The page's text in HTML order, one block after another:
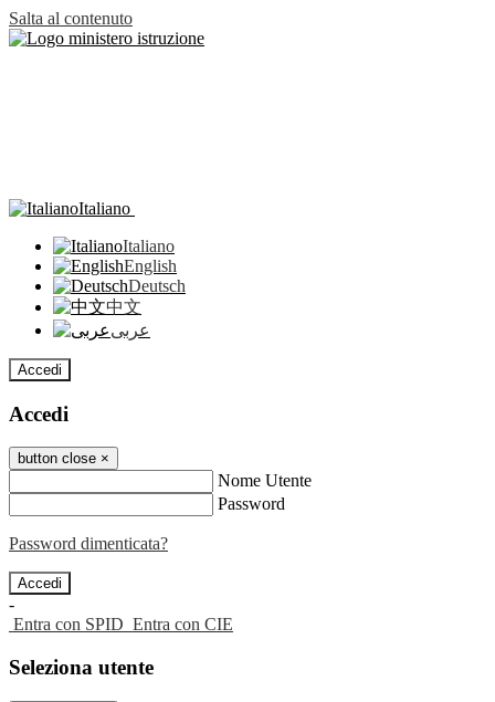
Salta al contenuto
Italiano
Italiano
English
Deutsch
中文
عربى
Accedi
Accedi
button close ×
Nome Utente
Password
Password dimenticata?
-
Entra con SPID Entra con CIE
Seleziona utente